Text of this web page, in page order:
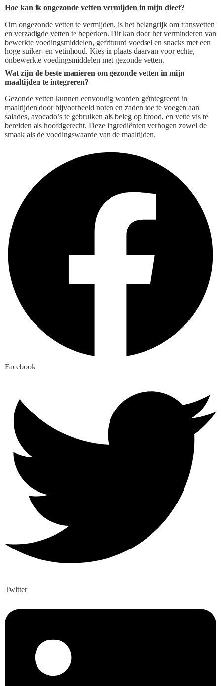
Hoe kan ik ongezonde vetten vermijden in mijn dieet?
Om ongezonde vetten te vermijden, is het belangrijk om transvetten
en verzadigde vetten te beperken. Dit kan door het verminderen van
bewerkte voedingsmiddelen, gefrituurd voedsel en snacks met een
hoge suiker- en vetinhoud. Kies in plaats daarvan voor echte,
onbewerkte voedingsmiddelen met gezonde vetten.
Wat zijn de beste manieren om gezonde vetten in mijn
maaltijden te integreren?
Gezonde vetten kunnen eenvoudig worden geïntegreerd in
maaltijden door bijvoorbeeld noten en zaden toe te voegen aan
salades, avocado’s te gebruiken als beleg op brood, en vette vis te
bereiden als hoofdgerecht. Deze ingrediënten verhogen zowel de
smaak als de voedingswaarde van de maaltijden.
Facebook
Twitter